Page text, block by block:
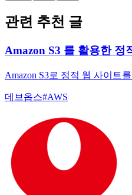
관련 추천 글
Amazon S3 를 활용한 정
Amazon S3로 정적 웹 사이트
데브옵스#AWS